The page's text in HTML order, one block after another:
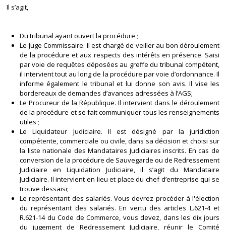
Il s’agit,
Du tribunal ayant ouvert la procédure ;
Le Juge Commissaire. Il est chargé de veiller au bon déroulement
de la procédure et aux respects des intérêts en présence. Saisi
par voie de requêtes déposées au greffe du tribunal compétent,
il intervient tout au long de la procédure par voie d’ordonnance. Il
informe également le tribunal et lui donne son avis. Il vise les
bordereaux de demandes d’avances adressées à l’AGS;
Le Procureur de la République. Il intervient dans le déroulement
de la procédure et se fait communiquer tous les renseignements
utiles ;
Le Liquidateur Judiciaire. Il est désigné par la juridiction
compétente, commerciale ou civile, dans sa décision et choisi sur
la liste nationale des Mandataires Judiciaires inscrits. En cas de
conversion de la procédure de Sauvegarde ou de Redressement
Judiciaire en Liquidation Judiciaire, il s’agit du Mandataire
Judiciaire. Il intervient en lieu et place du chef d’entreprise qui se
trouve dessaisi;
Le représentant des salariés. Vous devrez procéder à l'élection
du représentant des salariés. En vertu des articles L.621-4 et
R.621-14 du Code de Commerce, vous devez, dans les dix jours
du jugement de Redressement Judiciaire, réunir le Comité